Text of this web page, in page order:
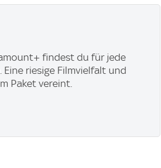
findest du für jede
riesige Filmvielfalt und
Paket vereint.